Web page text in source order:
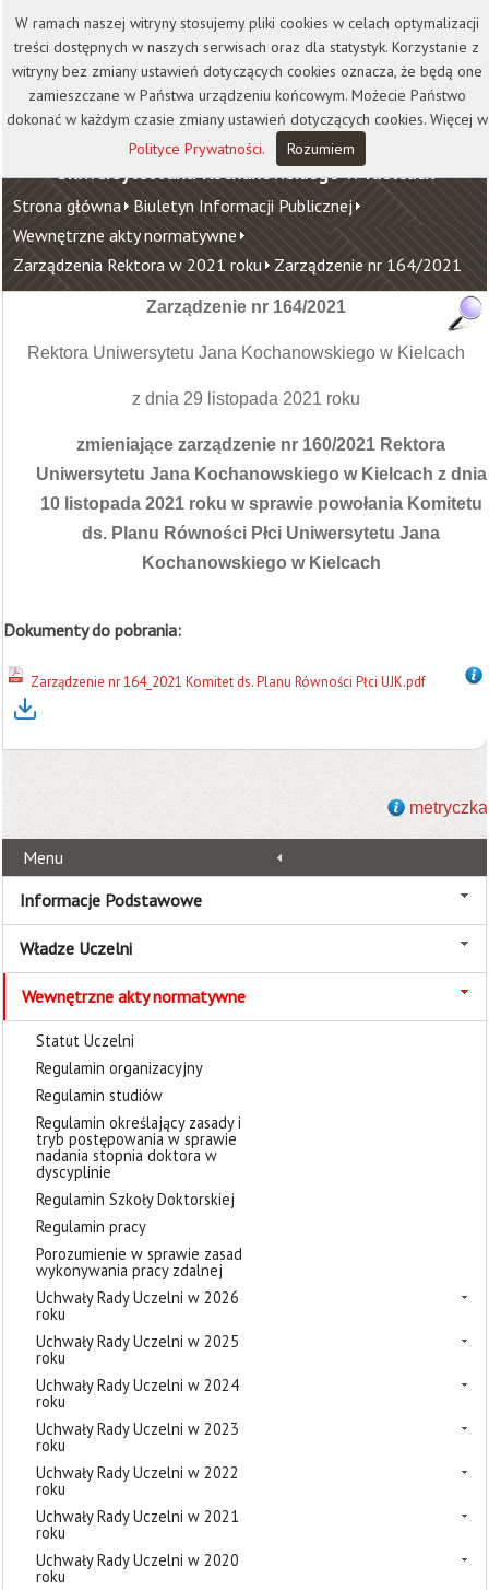
Kontakt Biblioteka
Wydawnictwo
Wirtualna Uczelnia
Uniwersytet Jana Kochanowskiego w Kielcach
Strona główna Biuletyn Informacji Publicznej
Wewnętrzne akty normatywne
Zarządzenia Rektora w 2021 roku Zarządzenie nr 164/2021
Zarządzenie nr 164/2021
Rektora Uniwersytetu Jana Kochanowskiego w Kielcach
z dnia 29 listopada 2021 roku
zmieniające zarządzenie nr 160/2021 Rektora
Uniwersytetu Jana Kochanowskiego w Kielcach z dnia
10 listopada 2021 roku w sprawie powołania Komitetu
ds. Planu Równości Płci Uniwersytetu Jana
Kochanowskiego w Kielcach
Dokumenty do pobrania:
Zarządzenie nr 164_2021 Komitet ds. Planu Równości Płci UJK.pdf
metryczka
Menu
Informacje Podstawowe
Władze Uczelni
Wewnętrzne akty normatywne
Statut Uczelni
Regulamin organizacyjny
Regulamin studiów
Regulamin określający zasady i
tryb postępowania w sprawie
nadania stopnia doktora w
dyscyplinie
Regulamin Szkoły Doktorskiej
Regulamin pracy
Porozumienie w sprawie zasad
wykonywania pracy zdalnej
Uchwały Rady Uczelni w 2026
roku
Uchwały Rady Uczelni w 2025
roku
Uchwały Rady Uczelni w 2024
roku
Uchwały Rady Uczelni w 2023
roku
Uchwały Rady Uczelni w 2022
roku
Uchwały Rady Uczelni w 2021
roku
Uchwały Rady Uczelni w 2020
roku
W ramach naszej witryny stosujemy pliki cookies w celach optymalizacji
treści dostępnych w naszych serwisach oraz dla statystyk. Korzystanie z
witryny bez zmiany ustawień dotyczących cookies oznacza, że będą one
zamieszczane w Państwa urządzeniu końcowym. Możecie Państwo
dokonać w każdym czasie zmiany ustawień dotyczących cookies. Więcej w
Polityce Prywatności. Rozumiem